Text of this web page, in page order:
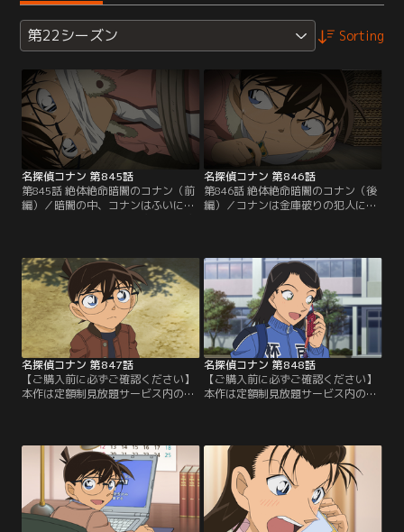
第22シーズン Sorting
名探偵コナン 第845話
第845話 絶体絶命暗闇のコナン（前
編）／暗闇の中、コナンはふいに目
ナンは犯人に襲われ、長方形の箱に
閉じ込められたのだ。その頃、小五
郎は依頼を受け、唐橋グループ会
長、唐橋剛太郎の遺言状を盗んだ犯
人を捜していた。
名探偵コナン 第846話
第846話 絶体絶命暗闇のコナン（後
編）／コナンは金庫破りの犯人に襲
る。光彦は蘭から小五郎が依頼され
た事件の話を聞き、コナンが目撃し
た盗難事件と関係があると推理。哀
たちは剛太郎の棺桶にコナンがいる
事に気付くが、すでに霊柩車は火葬
場に向かっていて…。
名探偵コナン 第847話
【ご購入前に必ずご確認ください】
本作は定額制見放題サービス内の
＆警視庁セレクション」にて3/14～
8/31まで配信中です。ご加入の方は
見放題ページよりご視聴ください。
／第847話 千葉のUFO難事件（前
編）／千葉刑事は3ヶ月前に起きた
不可思議な…。
名探偵コナン 第848話
【ご購入前に必ずご確認ください】
本作は定額制見放題サービス内の
＆警視庁セレクション」にて3/14～
8/31まで配信中です。ご加入の方は
見放題ページよりご視聴ください。
／第848話 千葉のUFO難事件（後
編）／顔をコンクリにめり込ませて
窒息死した…。